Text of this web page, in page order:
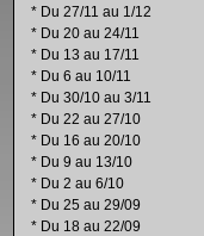
* Du 27/11 au 1/12
* Du 20 au 24/11
* Du 13 au 17/11
* Du 6 au 10/11
* Du 30/10 au 3/11
* Du 22 au 27/10
* Du 16 au 20/10
* Du 9 au 13/10
* Du 2 au 6/10
* Du 25 au 29/09
* Du 18 au 22/09